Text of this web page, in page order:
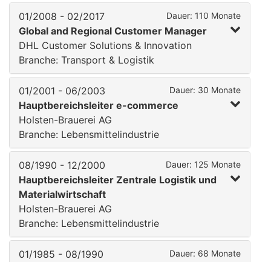
01/2008 - 02/2017 Dauer: 110 Monate
Global and Regional Customer Manager
DHL Customer Solutions & Innovation
Branche: Transport & Logistik
01/2001 - 06/2003 Dauer: 30 Monate
Hauptbereichsleiter e-commerce
Holsten-Brauerei AG
Branche: Lebensmittelindustrie
08/1990 - 12/2000 Dauer: 125 Monate
Hauptbereichsleiter Zentrale Logistik und
Materialwirtschaft
Holsten-Brauerei AG
Branche: Lebensmittelindustrie
01/1985 - 08/1990 Dauer: 68 Monate